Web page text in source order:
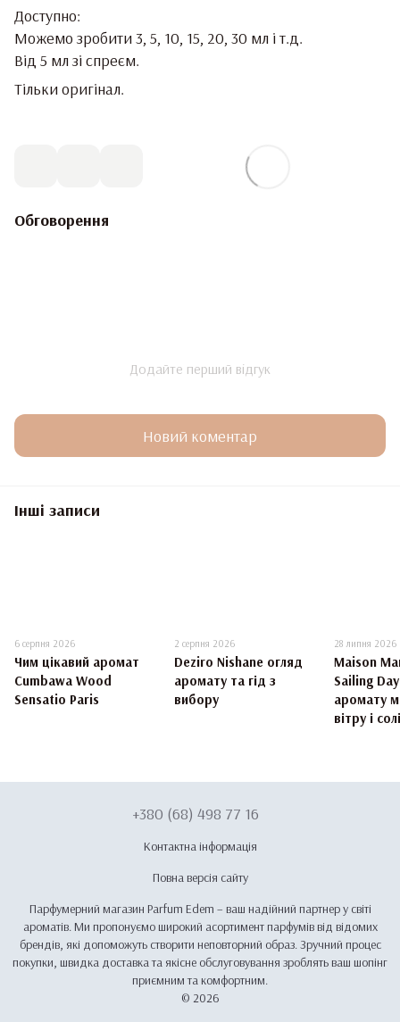
Доступно:
Можемо зробити 3, 5, 10, 15, 20, 30 мл і т.д.
Від 5 мл зі спреєм.
Тільки оригінал.
Обговорення
Додайте перший відгук
Новий коментар
Інші записи
6 серпня 2026
Чим цікавий аромат
Cumbawa Wood
Sensatio Paris
2 серпня 2026
Deziro Nishane огляд
аромату та гід з
вибору
28 липня 2026
Maison
Sailing
аромату
вітру і
+380 (68) 498 77 16
Контактна інформація
Повна версія сайту
Парфумерний магазин Parfum Edem – ваш надійний партнер у світі
ароматів. Ми пропонуємо широкий асортимент парфумів від відомих
брендів, які допоможуть створити неповторний образ. Зручний процес
покупки, швидка доставка та якісне обслуговування зроблять ваш шопінг
приємним та комфортним.
© 2026